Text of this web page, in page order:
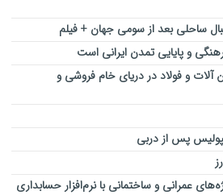
ساحلی بعد از سومی جهان + فیلم
و پایایی تمدن ایرانی است
و فولاد در دریای خام‌ فروشی و
پس از دربی
عمرانی و ساختمانی با نرم‌افزار حسابداری